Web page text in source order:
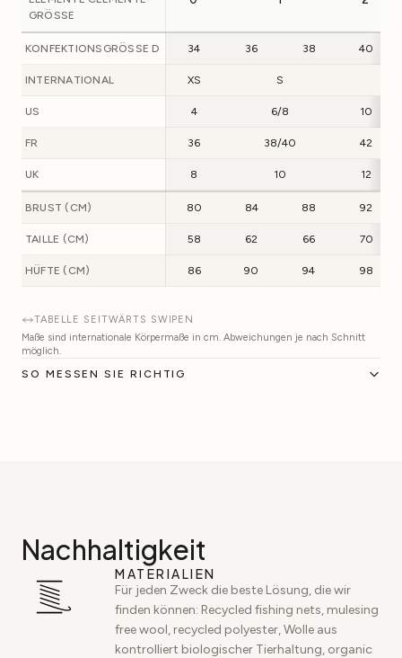
GRÖSSE
KONFEKTIONSGRÖSSE D 34 36 38 40
INTERNATIONAL XS S
US 4 6/8 10
FR 36 38/40 42
UK 8 10 12
BRUST (CM) 80 84 88 92
TAILLE (CM) 58 62 66 70
HÜFTE (CM) 86 90 94 98
TABELLE SEITWÄRTS SWIPEN
Maße sind internationale Körpermaße in cm. Abweichungen je nach Schnitt
möglich.
SO MESSEN SIE RICHTIG
Nachhaltigkeit
MATERIALIEN
Für jeden Zweck die beste Lösung, die wir
finden können: Recycled fishing nets, mulesing
free wool, recycled polyester, Wolle aus
kontrolliert biologischer Tierhaltung, organic